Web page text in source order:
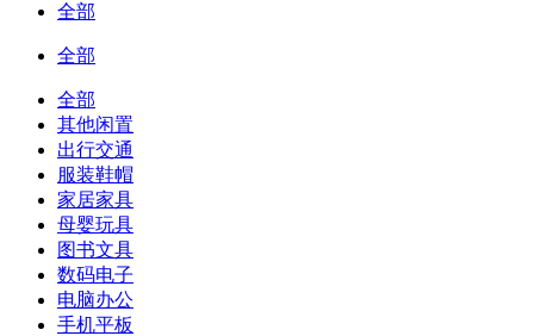
全部
全部
全部
其他闲置
出行交通
服装鞋帽
家居家具
母婴玩具
图书文具
数码电子
电脑办公
手机平板